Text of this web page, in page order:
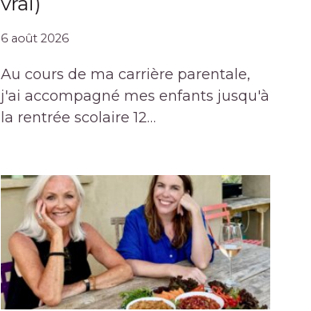
6 août 2026
Au cours de ma carrière parentale,
j'ai accompagné mes enfants jusqu'à
la rentrée scolaire 12…